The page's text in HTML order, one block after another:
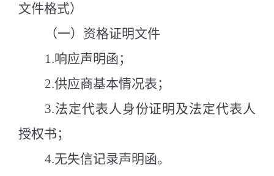
文件格式）
（一） 资格证明文件
1.响应声明函；
2.供应商基本情况表；
3.法定代表人身份证明及法定代表人
授权书；
4.无失信记录声明函。